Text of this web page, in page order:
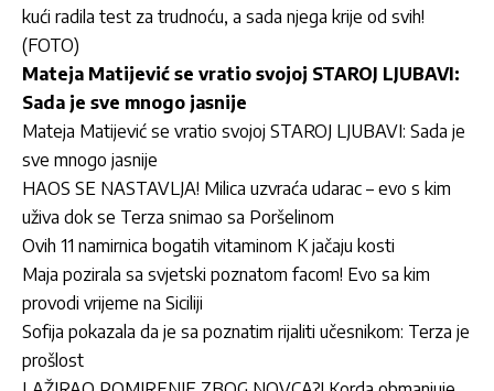
kući radila test za trudnoću, a sada njega krije od svih!
(FOTO)
Mateja Matijević se vratio svojoj STAROJ LJUBAVI:
Sada je sve mnogo jasnije
Mateja Matijević se vratio svojoj STAROJ LJUBAVI: Sada je
sve mnogo jasnije
HAOS SE NASTAVLJA! Milica uzvraća udarac – evo s kim
uživa dok se Terza snimao sa Poršelinom
Ovih 11 namirnica bogatih vitaminom K jačaju kosti
Maja pozirala sa svjetski poznatom facom! Evo sa kim
provodi vrijeme na Siciliji
Sofija pokazala da je sa poznatim rijaliti učesnikom: Terza je
prošlost